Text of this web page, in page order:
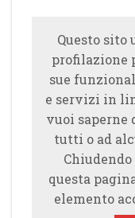
Questo
profilazione
sue
e servizi in
vuoi saperne
tutti o ad
questa
elemento